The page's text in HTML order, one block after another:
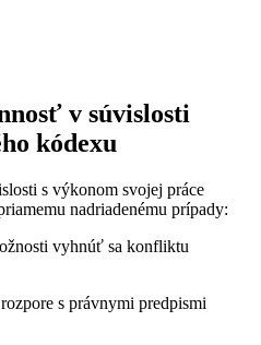
v súvislosti
kódexu
s výkonom svojej práce
nadriadenému prípady:
vyhnúť sa konfliktu
s právnymi predpismi